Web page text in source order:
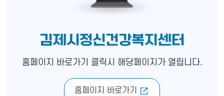
김제시정신건강복지센터
홈페이지 바로가기 클릭시 해당페이지가 열립니다.
홈페이지 바로가기